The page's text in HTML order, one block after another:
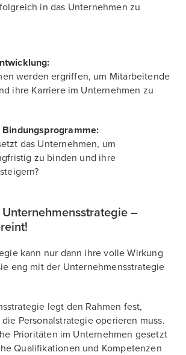
in das Unternehmen zu
werden ergriffen, um Mitarbeitende
ihre Karriere im Unternehmen zu
das Unternehmen, um
zu binden und ihre
–
kann nur dann ihre volle Wirkung
eng mit der Unternehmensstrategie
legt den Rahmen fest,
Personalstrategie operieren muss.
Prioritäten im Unternehmen gesetzt
Qualifikationen und Kompetenzen